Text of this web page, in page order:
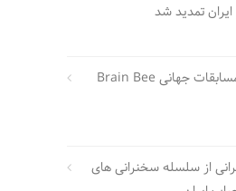
تمدید شد
ایران به مقام پنجم مسابقات جهانی Brain Bee
از سلسله سخنرانی های